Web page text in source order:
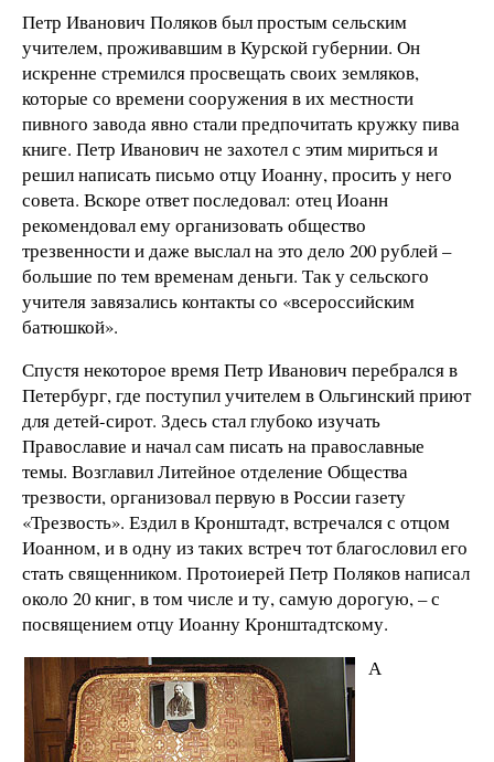
Петр Иванович Поляков был простым сельским
учителем, проживавшим в Курской губернии. Он
искренне стремился просвещать своих земляков,
которые со времени сооружения в их местности
пивного завода явно стали предпочитать кружку пива
книге. Петр Иванович не захотел с этим мириться и
решил написать письмо отцу Иоанну, просить у него
совета. Вскоре ответ последовал: отец Иоанн
рекомендовал ему организовать общество
трезвенности и даже выслал на это дело 200 рублей –
большие по тем временам деньги. Так у сельского
учителя завязались контакты со «всероссийским
батюшкой».
Спустя некоторое время Петр Иванович перебрался в
Петербург, где поступил учителем в Ольгинский приют
для детей-сирот. Здесь стал глубоко изучать
Православие и начал сам писать на православные
темы. Возглавил Литейное отделение Общества
трезвости, организовал первую в России газету
«Трезвость». Ездил в Кронштадт, встречался с отцом
Иоанном, и в одну из таких встреч тот благословил его
стать священником. Протоиерей Петр Поляков написал
около 20 книг, в том числе и ту, самую дорогую, – с
посвящением отцу Иоанну Кронштадтскому.
А